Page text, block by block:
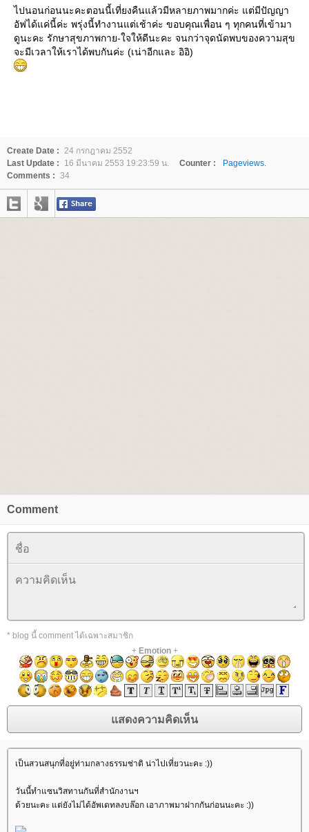
ไปนอนก่อนนะคะตอนนี้เที่ยงคืนแล้วมีหลายภาพมากค่ะ แต่มีปัญญา
อัฟได้แค่นี้ค่ะ พรุ่งนี้ทำงานแต่เช้าค่ะ ขอบคุณเพื่อน ๆ ทุกคนที่เข้ามา
ดูนะคะ รักษาสุขภาพกาย-ใจให้ดีนะคะ จนกว่าจุดนัดพบของความสุข
จะมีเวลาให้เราได้พบกันค่ะ (เน่าอีกและ อิอิ)
Create Date : 24 กรกฎาคม 2552
Last Update :
16 มีนาคม 2553 19:23:59 น. Counter :
Pageviews.
Comments : 34
Comment
* blog นี้ comment ได้เฉพาะสมาชิก
+ Emotion+
เป็นสวนสนุกที่อยู่ท่ามกลางธรรมช่าติ น่าไปเที่ยวนะคะ :))
วันนี้ทำแซนวิสทานกันที่สำนักงานฯ
ด้วยนะคะ แต่ยังไม่ได้อัพเดทลงบล๊อก เอาภาพมาฝากกันก่อนนะคะ :))